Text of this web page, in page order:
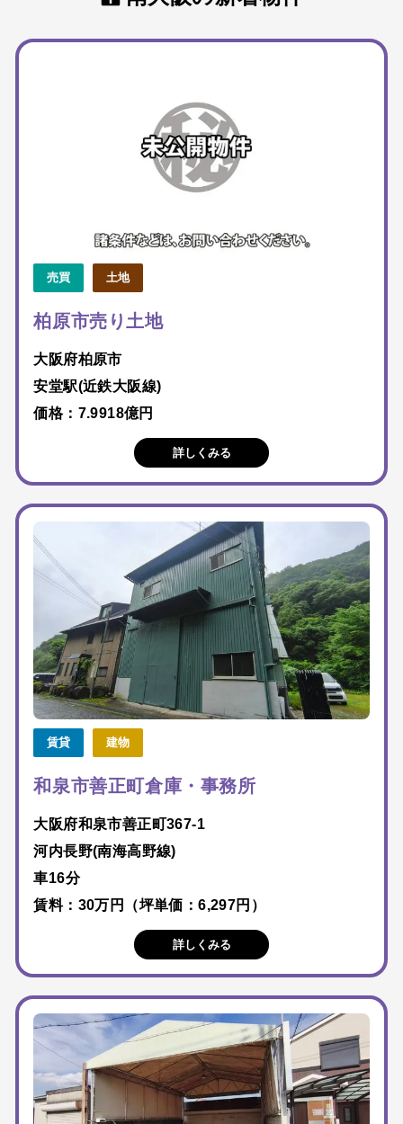
売買 土地
柏原市売り土地
大阪府柏原市
安堂駅(近鉄大阪線)
価格：7.9918億円
詳しくみる
賃貸 建物
和泉市善正町倉庫・事務所
大阪府和泉市善正町367-1
河内長野(南海高野線)
車16分
賃料：30万円（坪単価：6,297円）
詳しくみる